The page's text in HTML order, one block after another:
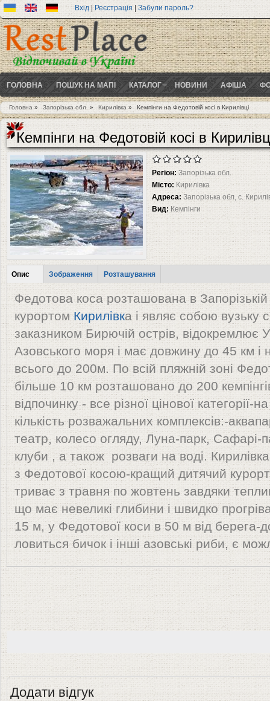
Вхід | Реєстрація|Забули пароль?
ГОЛОВНА ПОШУК НА МАПІ КАТАЛОГ НОВИНИ АФІША
Ви є тут
Головна» Запорізька обл. » Кирилівка » Кемпінги на Федотовій косі в Кирилівці
Кемпінги на Федотовій косі в
Регіон: Запорізька обл.
Місто: Кирилівка
Адреса: Запорізька обл, с.
Вид:Кемпінги
Tabs
Опис
(активна
вкладка)
Зображення Розташування
Федотова коса розташована в
курортомКирилівка і являє собою вузьку
заказником Бирючій острів, відокремлює
Азовського моря і має довжину до 45 км і
всього до 200м. По всій пляжній зоні
більше 10 км розташовано до 200
відпочинку - все різної цінової
кількість розважальних комплексів:-
театр, колесо огляду, Луна-парк, Сафарі-
клуби , а також розваги на воді.
з Федотової косою-кращий дитячий
триває з травня по жовтень завдяки
що має невеликі глибини і швидко
15 м, у Федотової коси в 50 м від берега-
ловиться бичок і інші азовські риби, є
Додати відгук